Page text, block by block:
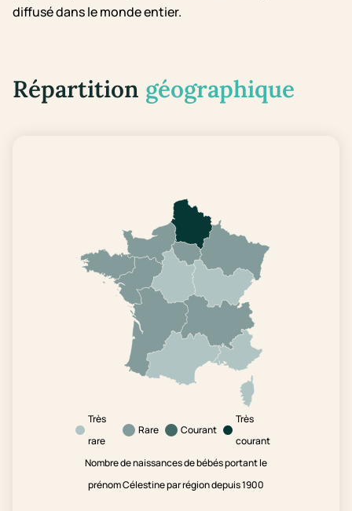
diffusé dans le monde entier.
Répartition géographique
Très
rare
Rare Courant
Très
courant
Nombre de naissances de bébés portant le
prénom Célestine par région depuis 1900